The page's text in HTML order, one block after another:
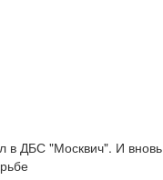
в ДБС "Москвич". И вновь